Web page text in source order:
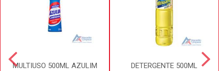
MULTIUSO 500ML AZULIM
DETERGENTE 500ML